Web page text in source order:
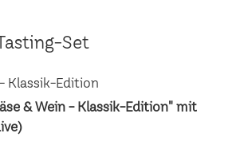
Set
& Wein - Klassik-Edition" mit